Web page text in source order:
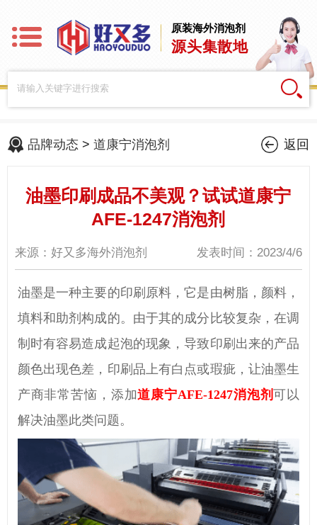
原装海外消泡剂
源头集散地
品牌动态 >道康宁消泡剂 返回
油墨印刷成品不美观？试试道康宁
AFE-1247消泡剂
来源：好又多海外消泡剂 发表时间：2023/4/6
油墨是一种主要的印刷原料，它是由树脂，颜料，
填料和助剂构成的。 由于其的成分比较复杂，在调
制时有容易造成起泡的现象 ，导致印刷出来的产品
颜色出现色差 ，印刷品上有白点或瑕疵， 让油墨生
产商非常苦恼，添加道康宁AFE-1247消泡剂可以
解决油墨此类问题。